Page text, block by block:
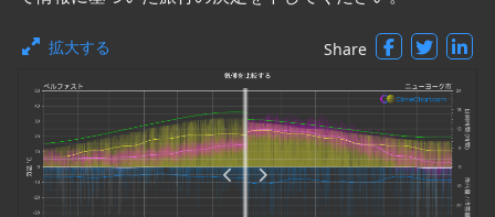
拡大する Share